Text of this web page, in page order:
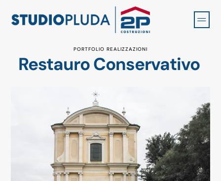
PORTFOLIO REALIZZAZIONI
Restauro Conservativo